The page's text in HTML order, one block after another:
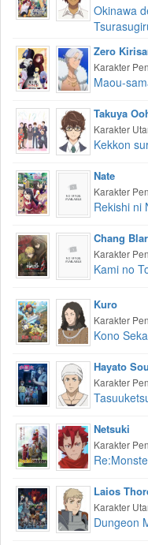
Okinawa
Zero
Karakter
Maou-
Takuya
Karakter
Kekkon
Nate
Karakter
Rekishi ni
Chang
Karakter
Kami no
Kuro
Karakter
Kono
Hayato
Karakter
Netsuki
Karakter
Laios
Karakter
Dungeon